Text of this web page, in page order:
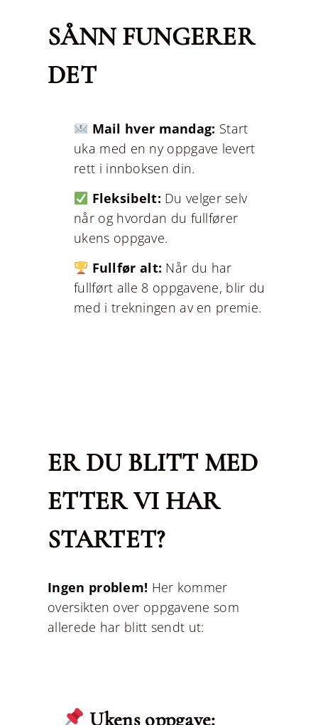
SÅNN FUNGERER
DET
Mail hver mandag: Start
uka med en ny oppgave levert
rett i innboksen din.
Fleksibelt: Du velger selv
når og hvordan du fullfører
ukens oppgave.
Fullfør alt: Når du har
fullført alle 8 oppgavene, blir du
med i trekningen av en premie.
ER DU BLITT MED
ETTER VI HAR
STARTET?
Ingen problem! Her kommer
oversikten over oppgavene som
allerede har blitt sendt ut:
Ukens oppgave: